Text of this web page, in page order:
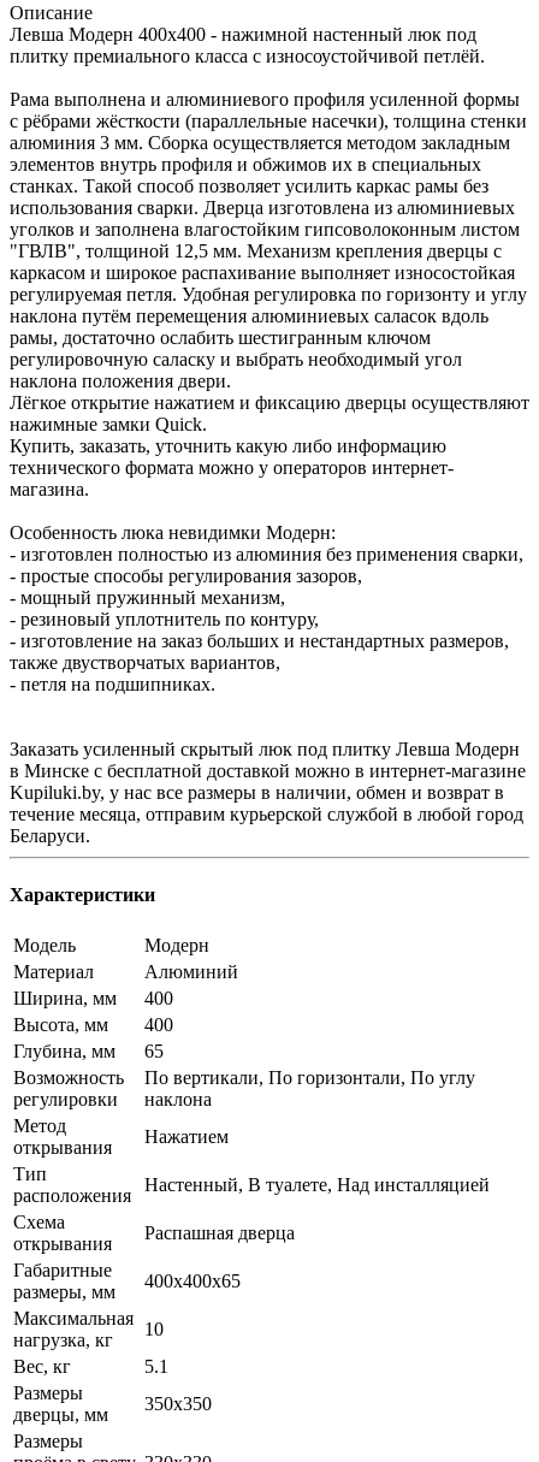
Описание
Левша Модерн 400х400 - нажимной настенный люк под
плитку премиального класса с износоустойчивой петлёй.
Рама выполнена и алюминиевого профиля усиленной формы
с рёбрами жёсткости (параллельные насечки), толщина стенки
алюминия 3 мм. Сборка осуществляется методом закладным
элементов внутрь профиля и обжимов их в специальных
станках. Такой способ позволяет усилить каркас рамы без
использования сварки. Дверца изготовлена из алюминиевых
уголков и заполнена влагостойким гипсоволоконным листом
"ГВЛВ", толщиной 12,5 мм. Механизм крепления дверцы с
каркасом и широкое распахивание выполняет износостойкая
регулируемая петля. Удобная регулировка по горизонту и углу
наклона путём перемещения алюминиевых саласок вдоль
рамы, достаточно ослабить шестигранным ключом
регулировочную саласку и выбрать необходимый угол
наклона положения двери.
Лёгкое открытие нажатием и фиксацию дверцы осуществляют
нажимные замки Quick.
Купить, заказать, уточнить какую либо информацию
технического формата можно у операторов интернет-
магазина.
Особенность люка невидимки Модерн:
- изготовлен полностью из алюминия без применения сварки,
- простые способы регулирования зазоров,
- мощный пружинный механизм,
- резиновый уплотнитель по контуру,
- изготовление на заказ больших и нестандартных размеров,
также двустворчатых вариантов,
- петля на подшипниках.
Заказать усиленный скрытый люк под плитку Левша Модерн
в Минске с бесплатной доставкой можно в интернет-магазине
Kupiluki.by, у нас все размеры в наличии, обмен и возврат в
течение месяца, отправим курьерской службой в любой город
Беларуси.
Характеристики
Модель
Модерн
Материал
Алюминий
Ширина, мм
400
Высота, мм
400
Глубина, мм
65
Возможность
регулировки
По вертикали, По горизонтали, По углу
наклона
Метод
открывания
Нажатием
Тип
расположения
Настенный, В туалете, Над инсталляцией
Схема
открывания
Распашная дверца
Габаритные
размеры, мм
400x400x65
Максимальная
нагрузка, кг
10
Вес, кг
5.1
Размеры
дверцы, мм
350х350
Размеры